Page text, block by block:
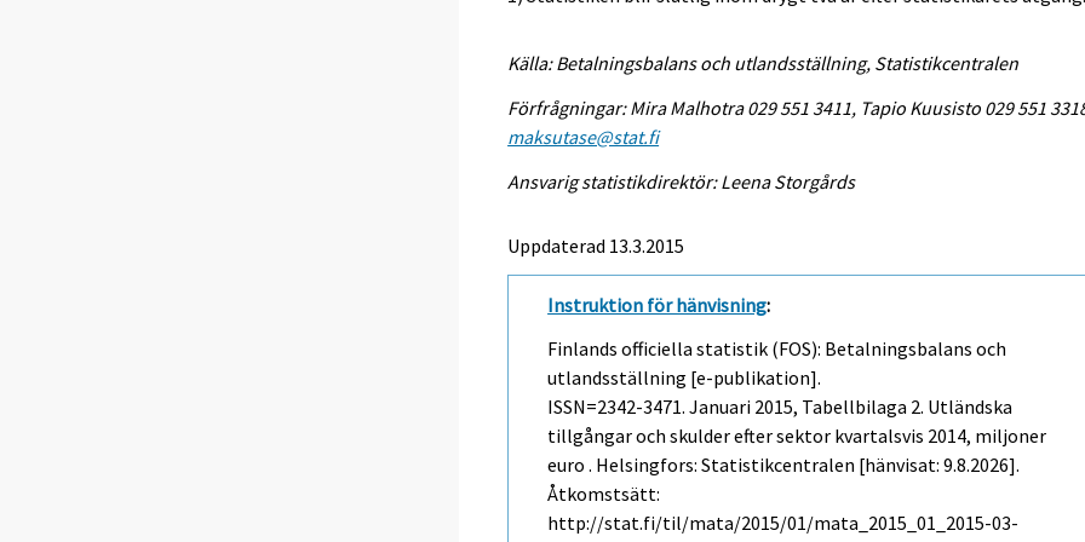
Källa: Betalningsbalans och utlandsställning, Statistikcentralen
Förfrågningar: Mira Malhotra 029 551 3411, Tapio Kuusisto 029 551
maksutase@stat.fi
Ansvarig statistikdirektör: Leena Storgårds
Uppdaterad 13.3.2015
Instruktion för hänvisning:
Finlands officiella statistik (FOS): Betalningsbalans och
utlandsställning [e-publikation].
ISSN=2342-3471.Januari 2015, Tabellbilaga 2. Utländska
tillgångar och skulder efter sektor kvartalsvis 2014, miljoner
euro . Helsingfors: Statistikcentralen [hänvisat: 9.8.2026].
Åtkomstsätt:
http://stat.fi/til/mata/2015/01/mata_2015_01_2015-03-